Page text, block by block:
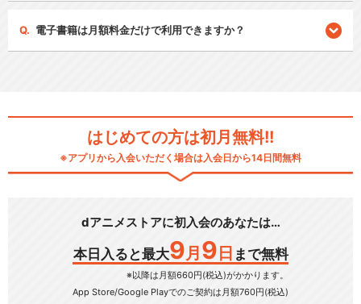
電子書籍は月額料金だけで利用できますか？
はじめての方は初月無料!!
※アプリから入会いただく場合は入会日から14日間無料
dアニメストアに初入会のあなたは…
本日入ると最大9 月 9 日 まで無料
※以降は月額660円(税込)がかかります。
App Store/Google Playでのご契約は月額760円(税込)